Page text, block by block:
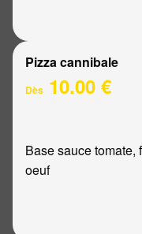
Pizza cannibale
Dès 10.00 €
Base sauce tomate,
oeuf